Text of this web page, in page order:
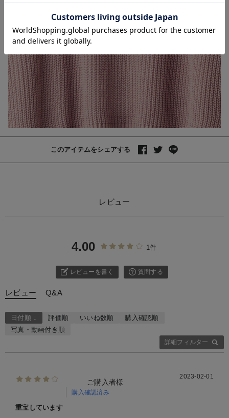
ーズマダム）リブ
ニットフレアパン
ツ マタニティ・
産後
¥3,839(税込)
このアイテムをシェアする
レビュー
4.00 1件
レビューを書く 質問する
レビュー Q&A
詳細フィルター
日付順 ↓ 評価順 いいね数順
購入確認順
写真・動画付き順
ご購入者様
購入確認済み
2023-02-01
重宝しています
お気に入り商品を確認する